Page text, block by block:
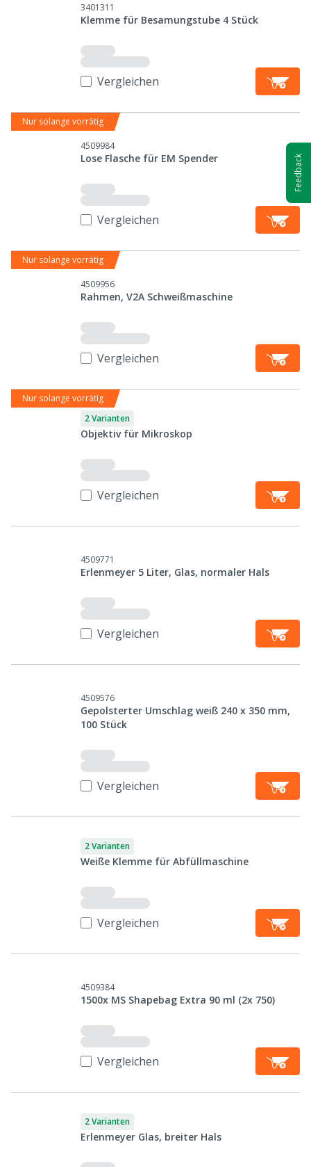
3401311
Klemme für Besamungstube 4 Stück
Vergleichen
Nur solange vorrätig
4509984
Lose Flasche für EM Spender
Vergleichen
Nur solange vorrätig
4509956
Rahmen, V2A Schweißmaschine
Vergleichen
Nur solange vorrätig
2 Varianten
Objektiv für Mikroskop
Vergleichen
4509771
Erlenmeyer 5 Liter, Glas, normaler Hals
Vergleichen
4509576
Gepolsterter Umschlag weiß 240 x 350 mm,
100 Stück
Vergleichen
2 Varianten
Weiße Klemme für Abfüllmaschine
Vergleichen
4509384
1500x MS Shapebag Extra 90 ml (2x 750)
Vergleichen
2 Varianten
Erlenmeyer Glas, breiter Hals
Feedback